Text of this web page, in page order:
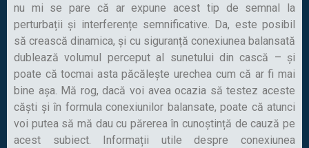
nu mi se pare că ar expune acest tip de semnal la
perturbații și interferențe semnificative. Da, este posibil
să crească dinamica, și cu siguranță conexiunea balansată
dublează volumul perceput al sunetului din cască – și
poate că tocmai asta păcălește urechea cum că ar fi mai
bine așa. Mă rog, dacă voi avea ocazia să testez aceste
căști și în formula conexiunilor balansate, poate că atunci
voi putea să mă dau cu părerea în cunoștință de cauză pe
acest subiect. Informații utile despre conexiunea